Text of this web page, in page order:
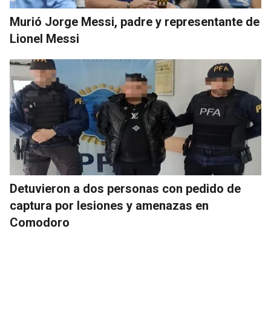
Murió Jorge Messi, padre y representante de
Lionel Messi
Detuvieron a dos personas con pedido de
captura por lesiones y amenazas en
Comodoro